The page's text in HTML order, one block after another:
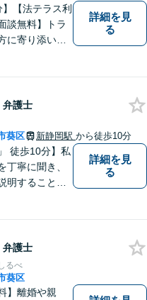
】【法テラス利
談無料】トラ
に寄り添い、
詳細を見
る
弁護士
葵区 新静岡駅 から徒歩10分
徒歩10分】私
丁寧に聞き、
明することを
なことでも結
気軽にご相談
詳細を見
る
弁護士
るべ
葵区
】離婚や親